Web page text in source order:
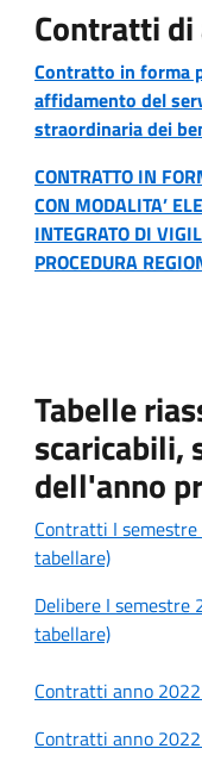
Contratti
Contratto in forma
affidamento del
straordinaria dei
CONTRATTO IN
CON MODALITA’
INTEGRATO DI
PROCEDURA
Tabelle
scaricabili,
dell'anno
Contratti I
tabellare)
Delibere I semestre
tabellare)
Contratti anno
Contratti anno